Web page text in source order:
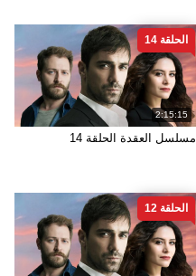
2:15:15
الحلقة 14
مسلسل العقدة الحلقة 14
الحلقة 12